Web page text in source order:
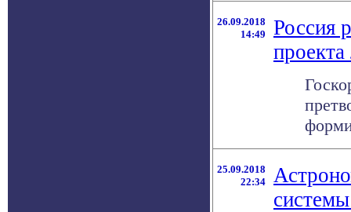
26.09.2018
14:49
Россия
25.09.2018
22:34